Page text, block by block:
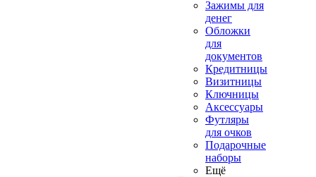
Зажимы для
денег
Обложки
для
документов
Кредитницы
Визитницы
Ключницы
Аксессуары
Футляры
для очков
Подарочные
наборы
Ещё